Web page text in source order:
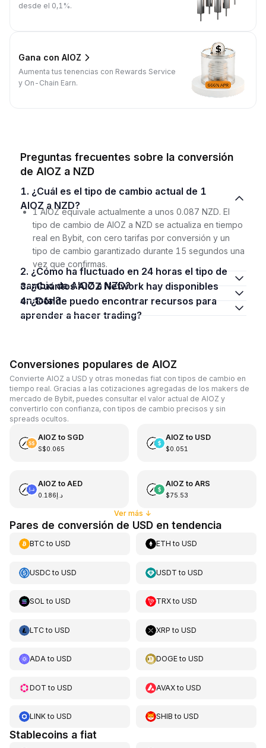
desde el 0,1%.
Gana con AIOZ
Aumenta tus tenencias con Rewards Service
y On-Chain Earn.
Preguntas frecuentes sobre la conversión
de AIOZ a NZD
1. ¿Cuál es el tipo de cambio actual de 1
AIOZ a NZD?
1 AIOZ equivale actualmente a unos 0.087 NZD. El
tipo de cambio de AIOZ a NZD se actualiza en tiempo
real en Bybit, con cero tarifas por conversión y un
tipo de cambio garantizado durante 15 segundos una
vez que confirmas.
2. ¿Cómo ha fluctuado en 24 horas el tipo de
cambio de AIOZ a NZD?
3. ¿Cuántos AIOZ Network hay disponibles
en total?
4. ¿Dónde puedo encontrar recursos para
aprender a hacer trading?
Conversiones populares de AIOZ
Convierte AIOZ a USD y otras monedas fiat con tipos de cambio en
tiempo real. Gracias a las cotizaciones agregadas de los makers de
mercado de Bybit, puedes consultar el valor actual de AIOZ y
convertirlo con confianza, con tipos de cambio precisos y sin
spreads ocultos.
AIOZ to SGD
S$0.065
AIOZ to USD
$0.051
AIOZ to AED
د.إ0.186
AIOZ to ARS
$75.53
Ver más ↓
Pares de conversión de USD en tendencia
BTCto USD ETH toUSD
USDCto USD USDT toUSD
SOL to USD TRXtoUSD
LTCto USD XRP toUSD
ADAto USD DOGEtoUSD
DOT to USD AVAXtoUSD
LINKto USD SHIB toUSD
Stablecoins a fiat